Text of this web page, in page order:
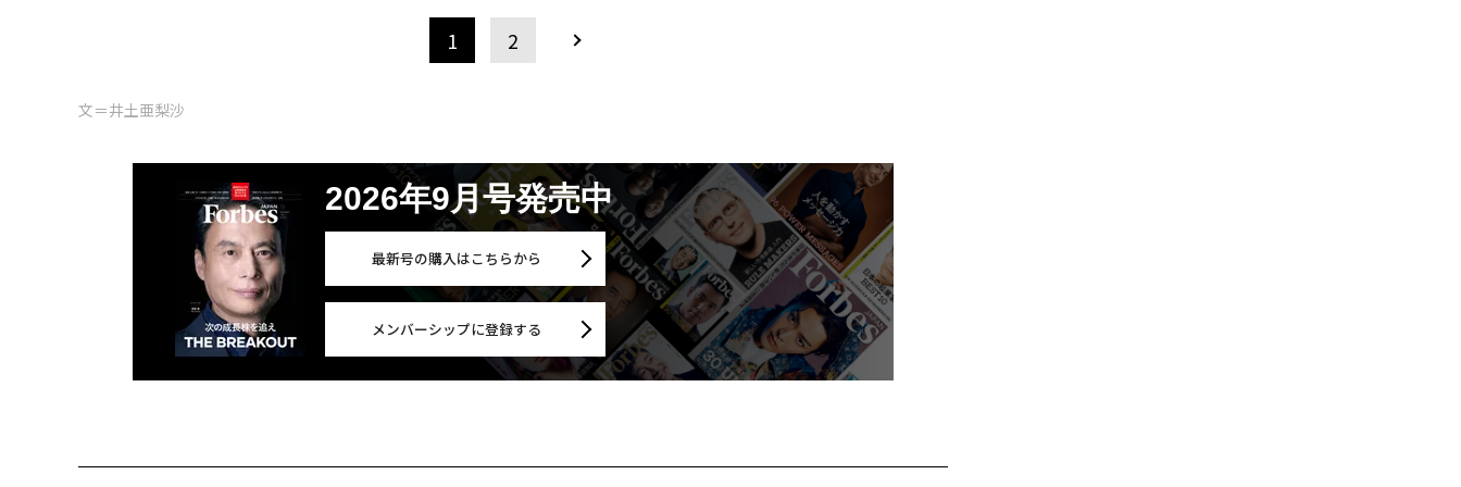
1 2
文＝井土亜梨沙
2026年9月号発売中
最新号の購入はこちらから
メンバーシップに登録する